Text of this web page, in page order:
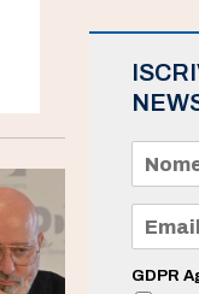
m
e
a
iGDPR